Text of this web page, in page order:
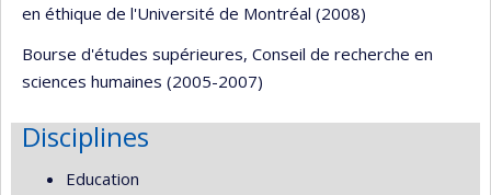
en éthique de l'Université de Montréal (2008)
Bourse d'études supérieures, Conseil de recherche en
sciences humaines (2005-2007)
Disciplines
Education